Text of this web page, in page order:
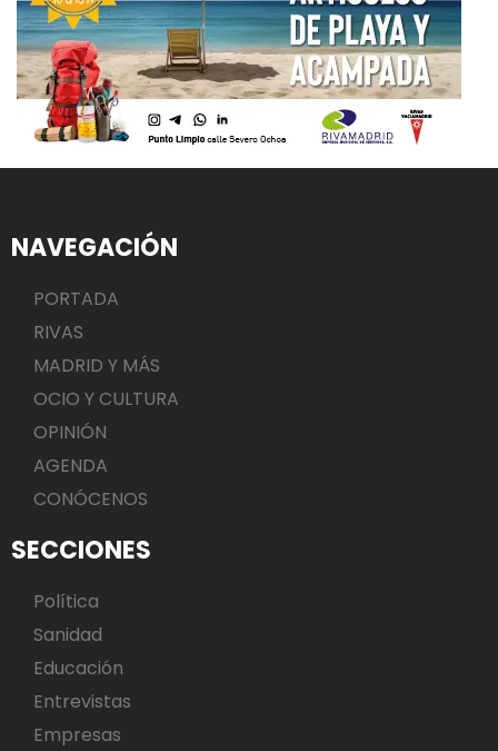
NAVEGACIÓN
PORTADA
RIVAS
MADRID Y MÁS
OCIO Y CULTURA
OPINIÓN
AGENDA
CONÓCENOS
SECCIONES
Política
Sanidad
Educación
Entrevistas
Empresas